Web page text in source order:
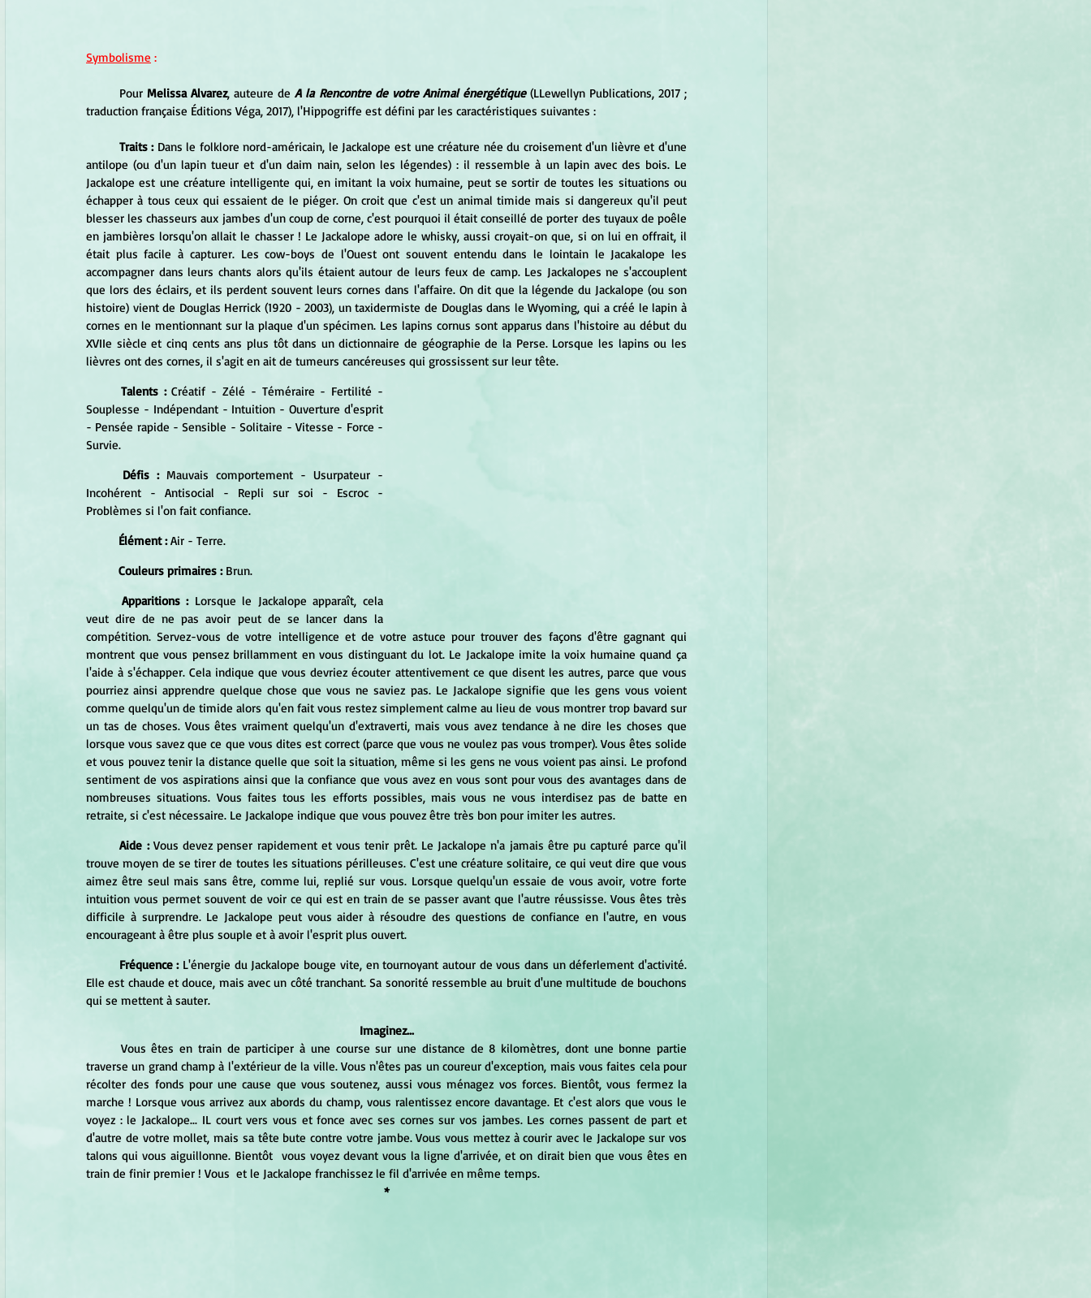
Symbolisme :
	Pour
Melissa Alvarez, auteure de A la Rencontre de votre Animal énergétique (LLewellyn Publications, 2017 ;
traduction française Éditions Véga, 2017), l'Hippogriffe est défini par les caractéristiques suivantes :
Traits : Dans le folklore nord-américain, le Jackalope est une créature née du croisement d'un lièvre et d'une
antilope (ou d'un lapin tueur et d'un daim nain, selon les légendes) : il ressemble à un lapin avec des bois. Le
Jackalope est une créature intelligente qui, en imitant la voix humaine, peut se sortir de toutes les situations ou
échapper à tous ceux qui essaient de le piéger. On croit que c'est un animal timide mais si dangereux qu'il peut
blesser les chasseurs aux jambes d'un coup de corne, c'est pourquoi il était conseillé de porter des tuyaux de poêle
en jambières lorsqu'on allait le chasser ! Le Jackalope adore le whisky, aussi croyait-on que, si on lui en offrait, il
était plus facile à capturer. Les cow-boys de l'Ouest ont souvent entendu dans le lointain le Jacakalope les
accompagner dans leurs chants alors qu'ils étaient autour de leurs feux de camp. Les Jackalopes ne s'accouplent
que lors des éclairs, et ils perdent souvent leurs cornes dans l'affaire. On dit que la légende du Jackalope (ou son
histoire) vient de Douglas Herrick (1920 - 2003), un taxidermiste de Douglas dans le Wyoming, qui a créé le lapin à
cornes en le mentionnant sur la plaque d'un spécimen. Les lapins cornus sont apparus dans l'histoire au début du
XVIIe siècle et cinq cents ans plus tôt dans un dictionnaire de géographie de la Perse. Lorsque les lapins ou les
lièvres ont des cornes, il s'agit en ait de tumeurs cancéreuses qui grossissent sur leur tête.
Talents : Créatif - Zélé - Téméraire - Fertilité -
Souplesse - Indépendant - Intuition - Ouverture d'esprit
- Pensée rapide - Sensible - Solitaire - Vitesse - Force -
Survie.
Défis : Mauvais comportement - Usurpateur -
Incohérent - Antisocial - Repli sur soi - Escroc -
Problèmes si l'on fait confiance.
Élément : Air - Terre.
Couleurs primaires : Brun.
Apparitions : Lorsque le Jackalope apparaît, cela
veut dire de ne pas avoir peut de se lancer dans la
compétition. Servez-vous de votre intelligence et de votre astuce pour trouver des façons d'être gagnant qui
montrent que vous pensez brillamment en vous distinguant du lot. Le Jackalope imite la voix humaine quand ça
l'aide à s'échapper. Cela indique que vous devriez écouter attentivement ce que disent les autres, parce que vous
pourriez ainsi apprendre quelque chose que vous ne saviez pas. Le Jackalope signifie que les gens vous voient
comme quelqu'un de timide alors qu'en fait vous restez simplement calme au lieu de vous montrer trop bavard sur
un tas de choses. Vous êtes vraiment quelqu'un d'extraverti, mais vous avez tendance à ne dire les choses que
lorsque vous savez que ce que vous dites est correct (parce que vous ne voulez pas vous tromper). Vous êtes solide
et vous pouvez tenir la distance quelle que soit la situation, même si les gens ne vous voient pas ainsi. Le profond
sentiment de vos aspirations ainsi que la confiance que vous avez en vous sont pour vous des avantages dans de
nombreuses situations. Vous faites tous les efforts possibles, mais vous ne vous interdisez pas de batte en
retraite, si c'est nécessaire. Le Jackalope indique que vous pouvez être très bon pour imiter les autres.
Aide : Vous devez penser rapidement et vous tenir prêt. Le Jackalope n'a jamais être pu capturé parce qu'il
trouve moyen de se tirer de toutes les situations périlleuses. C'est une créature solitaire, ce qui veut dire que vous
aimez être seul mais sans être, comme lui, replié sur vous. Lorsque quelqu'un essaie de vous avoir, votre forte
intuition vous permet souvent de voir ce qui est en train de se passer avant que l'autre réussisse. Vous êtes très
difficile à surprendre. Le Jackalope peut vous aider à résoudre des questions de confiance en l'autre, en vous
encourageant à être plus souple et à avoir l'esprit plus ouvert.
Fréquence : L'énergie du Jackalope bouge vite, en tournoyant autour de vous dans un déferlement d'activité.
Elle est chaude et douce, mais avec un côté tranchant. Sa sonorité ressemble au bruit d'une multitude de bouchons
qui se mettent à sauter.
Imaginez...
traverse un grand champ à l'extérieur de la ville. Vous n'êtes pas un coureur d'exception, mais vous faites cela pour
récolter des fonds pour une cause que vous soutenez, aussi vous ménagez vos forces. Bientôt, vous fermez la
marche ! Lorsque vous arrivez aux abords du champ, vous ralentissez encore davantage. Et c'est alors que vous le
voyez : le Jackalope... IL court vers vous et fonce avec ses cornes sur vos jambes. Les cornes passent de part et
d'autre de votre mollet, mais sa tête bute contre votre jambe. Vous vous mettez à courir avec le Jackalope sur vos
talons qui vous aiguillonne. Bientôt  vous voyez devant vous la ligne d'arrivée, et on dirait bien que vous êtes en
train de finir premier ! Vous  et le Jackalope franchissez le fil d'arrivée en même temps.
*